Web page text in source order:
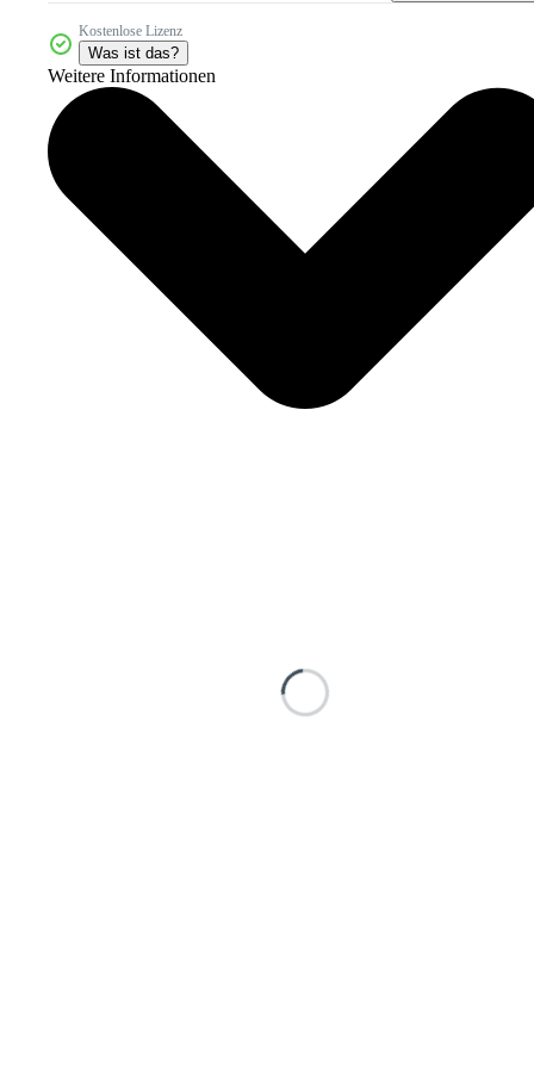
Kostenlose Lizenz
Was ist das?
Weitere Informationen